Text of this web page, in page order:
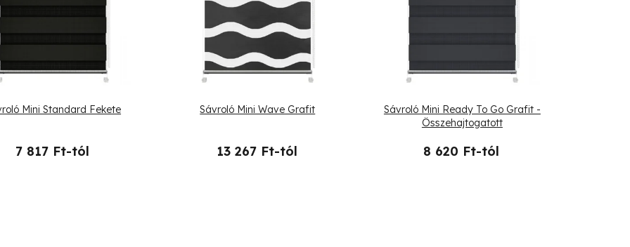
Mini Standard Fekete
7 817 Ft-tól
Sávroló Mini Wave Grafit
13 267 Ft-tól
Sávroló Mini Ready To Go Grafit -
Összehajtogatott
8 620 Ft-tól